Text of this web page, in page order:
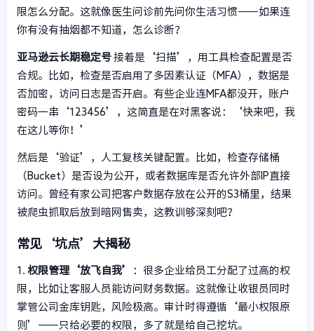
限怎么分配。这就像医生问诊前先问你生活习惯——如果连
你有没有抽烟都不知道，怎么诊断？
亚马逊云长期稳定号 接着是‘扫描’，用工具检查配置是否
合规。比如，检查是否启用了多因素认证（MFA），数据是
否加密，访问日志是否开启。有些企业连MFA都没开，账户
密码一串‘123456’，这简直是在对黑客说：‘快来吧，我
在这儿等你！’
然后是‘验证’，人工复核关键配置。比如，检查存储桶
（Bucket）是否设为公开，或者数据库是否允许外部IP直接
访问。曾经有家公司把客户数据存放在公开的S3桶里，结果
被爬虫抓取后放到暗网售卖，这教训够深刻吧？
常见‘坑点’大揭秘
1. 权限管理‘放飞自我’
：很多企业给员工分配了过高的权
限，比如让客服人员能访问财务数据。这就像让收银员同时
掌管公司金库钥匙，风险极高。审计时得遵循‘最小权限原
则’——只给必要的权限，多了就是给自己挖坑。